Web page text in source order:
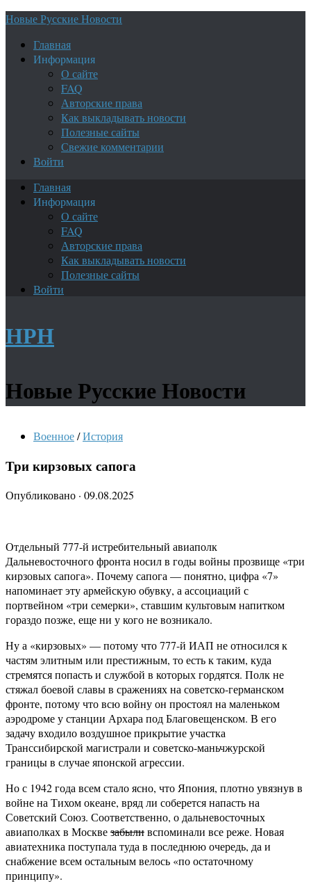
Новые Русские Новости
Главная
Информация
О сайте
FAQ
Авторские права
Как выкладывать новости
Полезные сайты
Свежие комментарии
Войти
Главная
Информация
О сайте
FAQ
Авторские права
Как выкладывать новости
Полезные сайты
Войти
НРН
Новые Русские Новости
Военное/История
Три кирзовых сапога
Опубликовано · 09.08.2025
Отдельный 777-й истребительный авиаполк
Дальневосточного фронта носил в годы войны прозвище «три
кирзовых сапога». Почему сапога — понятно, цифра «7»
напоминает эту армейскую обувку, а ассоциаций с
портвейном «три семерки», ставшим культовым напитком
гораздо позже, еще ни у кого не возникало.
Ну а «кирзовых» — потому что 777-й ИАП не относился к
частям элитным или престижным, то есть к таким, куда
стремятся попасть и службой в которых гордятся. Полк не
стяжал боевой славы в сражениях на советско-германском
фронте, потому что всю войну он простоял на маленьком
аэродроме у станции Архара под Благовещенском. В его
задачу входило воздушное прикрытие участка
Транссибирской магистрали и советско-маньчжурской
границы в случае японской агрессии.
Но с 1942 года всем стало ясно, что Япония, плотно увязнув в
войне на Тихом океане, вряд ли соберется напасть на
Советский Союз. Соответственно, о дальневосточных
авиаполках в Москвезабыливспоминали все реже. Новая
авиатехника поступала туда в последнюю очередь, да и
снабжение всем остальным велось «по остаточному
принципу».